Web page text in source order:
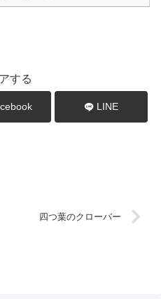
する
LINE
四つ葉のクローバー